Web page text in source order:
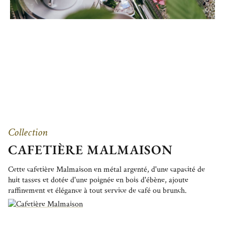
Collection
CAFETIÈRE MALMAISON
Cette cafetière Malmaison en métal argenté, d'une capacité de
huit tasses et dotée d'une poignée en bois d'ébène, ajoute
raffinement et élégance à tout service de café ou brunch.